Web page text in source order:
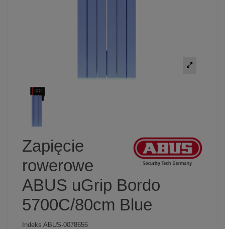
Zapięcie
rowerowe
ABUS uGrip Bordo
5700C/80cm Blue
Indeks ABUS-0078656